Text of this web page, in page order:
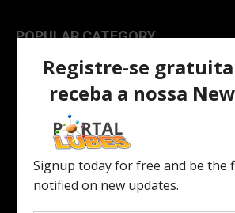
POPULAR CATEGORY
TOPNEWS
Carro e Moto
Carro
Notícias
Indústria
Moto